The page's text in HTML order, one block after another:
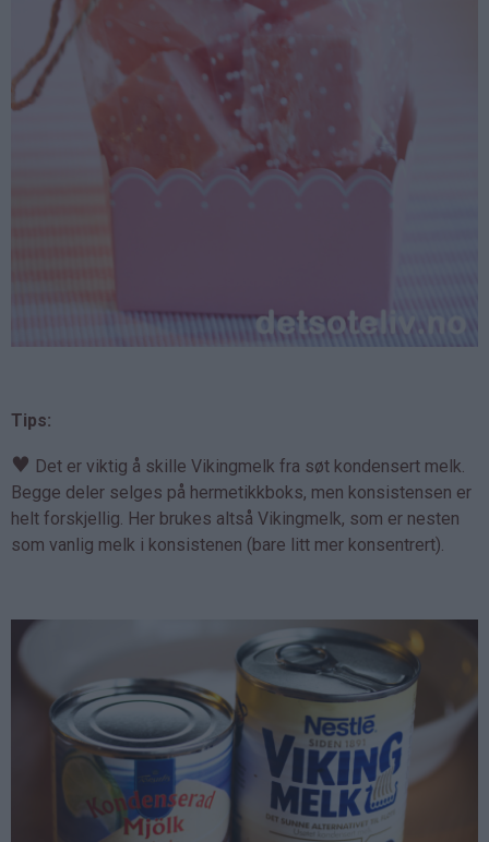
Tips:
♥ Det er viktig å skille Vikingmelk fra søt kondensert melk.
Begge deler selges på hermetikkboks, men konsistensen er
helt forskjellig. Her brukes altså Vikingmelk, som er nesten
som vanlig melk i konsistenen (bare litt mer konsentrert).